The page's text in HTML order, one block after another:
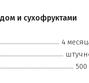
и сухофруктами
4
500